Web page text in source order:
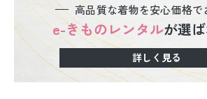
高品質な着物を安心価格で
e-きものレンタルが選
詳しく見る